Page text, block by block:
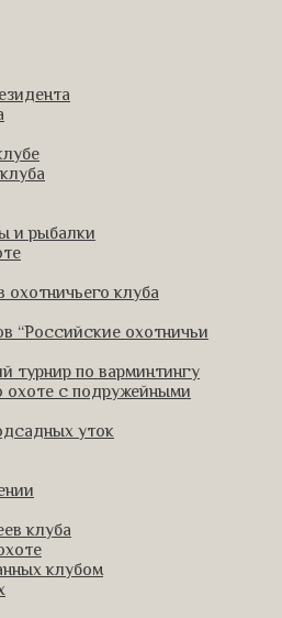
и рыбалки
охотничьего клуба
“Российские охотничьи
турнир по варминтингу
охоте с подружейными
уток
клуба
клубом